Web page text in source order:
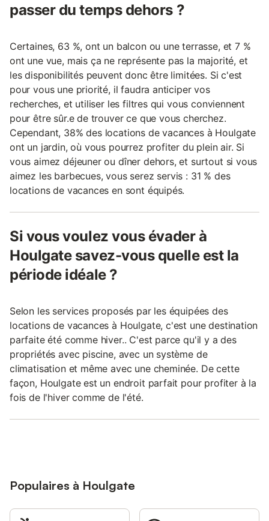
passer du temps dehors ?
Certaines, 63 %, ont un balcon ou une terrasse, et 7 %
ont une vue, mais ça ne représente pas la majorité, et
les disponibilités peuvent donc être limitées. Si c'est
pour vous une priorité, il faudra anticiper vos
recherches, et utiliser les filtres qui vous conviennent
pour être sûr.e de trouver ce que vous cherchez.
Cependant, 38% des locations de vacances à Houlgate
ont un jardin, où vous pourrez profiter du plein air. Si
vous aimez déjeuner ou dîner dehors, et surtout si vous
aimez les barbecues, vous serez servis : 31 % des
locations de vacances en sont équipés.
Si vous voulez vous évader à
Houlgate savez-vous quelle est la
période idéale ?
Selon les services proposés par les équipées des
locations de vacances à Houlgate, c'est une destination
parfaite été comme hiver.. C'est parce qu'il y a des
propriétés avec piscine, avec un système de
climatisation et même avec une cheminée. De cette
façon, Houlgate est un endroit parfait pour profiter à la
fois de l'hiver comme de l'été.
Populaires à Houlgate